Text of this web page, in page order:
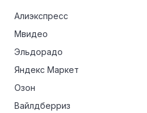
Алиэкспресс
Мвидео
Эльдорадо
Яндекс Маркет
Озон
Вайлдберриз